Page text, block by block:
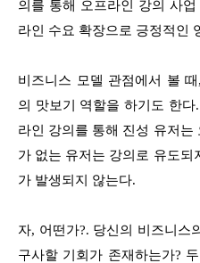
의를 통해 오프라인 강의 사
라인 수요 확장으로 긍정적인
비즈니스 모델 관점에서 볼
의 맛보기 역할을 하기도 한
라인 강의를 통해 진성 유저는
가 없는 유저는 강의로 유도되
가 발생되지 않는다.
자, 어떤가?. 당신의 비즈니스
구사할 기회가 존재하는가?